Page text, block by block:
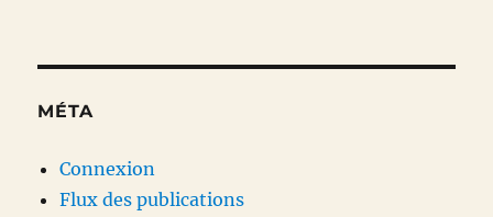
MÉTA
Connexion
Flux des publications